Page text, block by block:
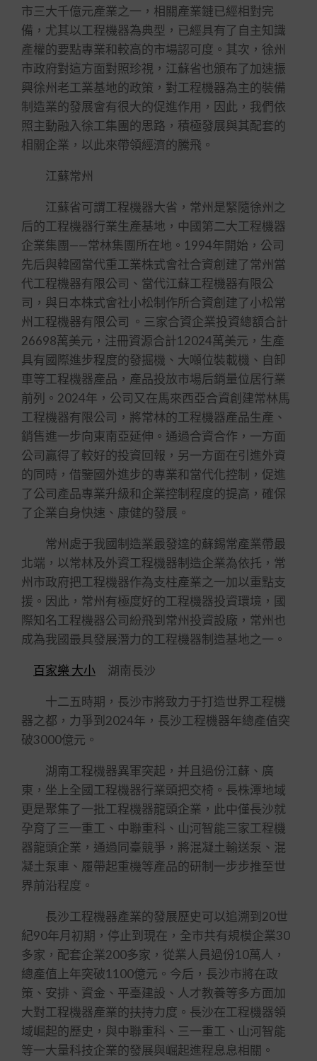
市三大千億元產業之一，相關產業鏈已經相對完
備，尤其以工程機器為典型，已經具有了自主知識
產權的要點專業和較高的市場認可度。其次，徐州
市政府對這方面對照珍視，江蘇省也頒布了加速振
興徐州老工業基地的政策，對工程機器為主的裝備
制造業的發展會有很大的促進作用，因此，我們依
照主動融入徐工集團的思路，積極發展與其配套的
相關企業，以此來帶領經濟的騰飛。
江蘇常州
江蘇省可謂工程機器大省，常州是緊隨徐州之
后的工程機器行業生產基地，中國第二大工程機器
企業集團——常林集團所在地。1994年開始，公司
先后與韓國當代重工業株式會社合資創建了常州當
代工程機器有限公司、當代江蘇工程機器有限公
司，與日本株式會社小松制作所合資創建了小松常
州工程機器有限公司 。三家合資企業投資總額合計
26698萬美元，注冊資源合計12024萬美元，生產
具有國際進步程度的發掘機、大噸位裝載機、自卸
車等工程機器產品，產品投放市場后銷量位居行業
前列。2024年，公司又在馬來西亞合資創建常林馬
工程機器有限公司，將常林的工程機器產品生產、
銷售進一步向東南亞延伸。通過合資合作，一方面
公司贏得了較好的投資回報，另一方面在引進外資
的同時，借鑒國外進步的專業和當代化控制，促進
了公司產品專業升級和企業控制程度的提高，確保
了企業自身快速、康健的發展。
常州處于我國制造業最發達的蘇錫常產業帶最
北端，以常林及外資工程機器制造企業為依托，常
州市政府把工程機器作為支柱產業之一加以重點支
援。因此，常州有極度好的工程機器投資環境，國
際知名工程機器公司紛飛到常州投資設廠，常州也
成為我國最具發展潛力的工程機器制造基地之一。
百家樂 大小 湖南長沙
十二五時期，長沙市將致力于打造世界工程機
器之都，力爭到2024年，長沙工程機器年總產值突
破3000億元。
湖南工程機器異軍突起，并且過份江蘇、廣
東，坐上全國工程機器行業頭把交椅。長株潭地域
更是聚集了一批工程機器龍頭企業，此中僅長沙就
孕育了三一重工、中聯重科、山河智能三家工程機
器龍頭企業，通過同臺競爭，將混凝土輸送泵、混
凝土泵車、履帶起重機等產品的研制一步步推至世
界前沿程度。
長沙工程機器產業的發展歷史可以追溯到20世
紀90年月初期，停止到現在，全市共有規模企業30
多家，配套企業200多家，從業人員過份10萬人，
總產值上年突破1100億元。今后，長沙市將在政
策、安排、資金、平臺建設、人才教養等多方面加
大對工程機器產業的扶持力度。長沙在工程機器領
域崛起的歷史，與中聯重科、三一重工、山河智能
等一大量科技企業的發展與崛起進程息息相關。